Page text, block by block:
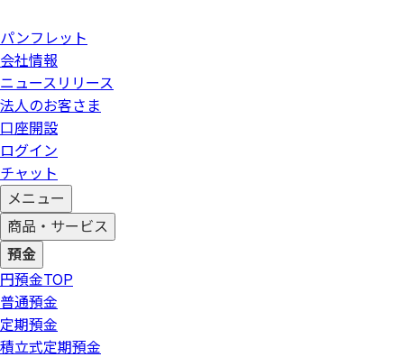
パンフレット
会社情報
ニュースリリース
法人のお客さま
口座開設
ログイン
チャット
メニュー
商品・サービス
預金
円預金TOP
普通預金
定期預金
積立式定期預金